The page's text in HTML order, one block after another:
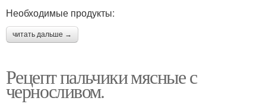
Необходимые продукты:
читать дальше →
Рецепт пальчики мясные с
черносливом.